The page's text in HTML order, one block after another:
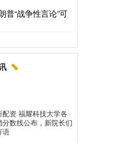
普“战争性言论”可
配资 福耀科技大学各
分数线公布，新院长们
语